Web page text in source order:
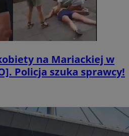
na Mariackiej w
Policja szuka sprawcy!